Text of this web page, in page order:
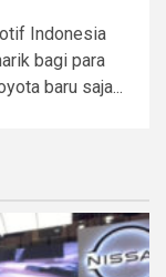
Indonesia
bagi para
baru saja...